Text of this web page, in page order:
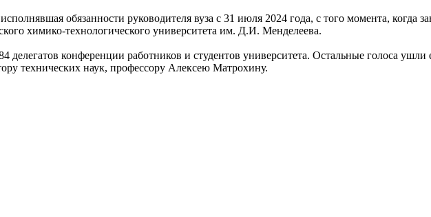
обязанности руководителя вуза с 31 июля 2024 года, с того момента,
химико-технологического университета им. Д.И. Менделеева.
делегатов конференции работников и студентов университета. Остальные голоса ушли
технических наук, профессору Алексею Матрохину.